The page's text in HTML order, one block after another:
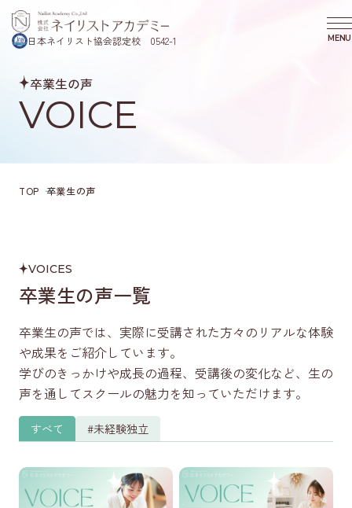
日本ネイリスト協会認定校 0542-1 MENU
COURSE
コース・プログラム
SCHOOL
REASON
選ばれる理由
卒業生の声
コラム
会社概要
LINEで質問する
コース一覧を見る
Instagram
（未経験からネイリストを目指す方向け）
卒業生の声
VOICE
TOP 卒業生の声
VOICES
卒業生の声一覧
卒業生の声では、実際に受講された方々のリアルな体験
や成果をご紹介しています。
学びのきっかけや成長の過程、受講後の変化など、生の
声を通してスクールの魅力を知っていただけます。
すべて #未経験独立